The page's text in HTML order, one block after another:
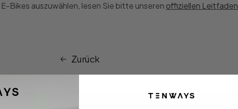
Bikes auszuwählen, lesen Sie bitte unseren offiziellen Leitfaden
Zurück